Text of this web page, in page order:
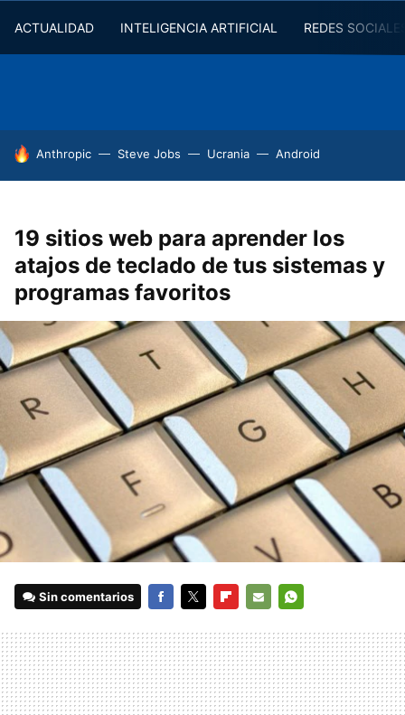
ACTUALIDAD INTELIGENCIA ARTIFICIAL REDES
HOY SE HABLA DE
Anthropic Steve Jobs Ucrania Android
19 sitios web para aprender los
atajos de teclado de tus sistemas y
programas favoritos
Sin comentarios
MAIL